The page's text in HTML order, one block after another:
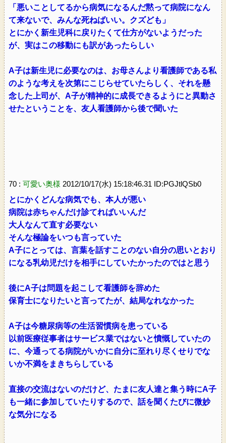
「悪いことしてるから病気になるんだ黙って病院になん
て来ないで、みんな死ねばいい。クズども」
とにかく新生児科に戻りたくて仕方がないようだった
が、実はこの移動にも訳があったらしい
A子は新生児に必要なのは、お母さんより看護師である私
のような考えを次第にこじらせていたらしく、それを懸
念した上司が、A子が精神的に成長できるようにと異動さ
せたということを、友人看護師から後で聞いた
70 : 可愛い奥様 2012/10/17(水) 15:18:46.31 ID:PGJtlQSb0
とにかくどんな病気でも、本人が悪い
病院は赤ちゃんだけ診てればいいんだ
大人なんて直す必要ない
そんな極論をいつも言っていた
A子にとっては、言葉を話すことのない自分の思いとおり
になる乳幼児だけを相手にしていたかったのではと思う
後にA子は問題を起こして看護師を辞めた
保育士になりたいと言ってたが、結局なれなかった
A子は今糖尿病等の生活習慣病を患っている
以前医療従事者はサービス業ではないと憤慨していたの
に、今通ってる病院がいかに自分に至れり尽くせりでな
いか不満をまきちらしている
直接の交流はないのだけど、たまに友人達と集う時にA子
も一緒に参加していたりするので、話を聞くたびに微妙
な気分になる